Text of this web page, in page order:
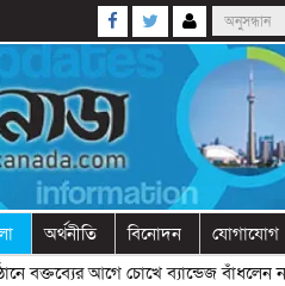
অর্থনীতি বিনোদন যোগাযোগ
আগে চোখে ব্যান্ডেজ বাঁধলেন